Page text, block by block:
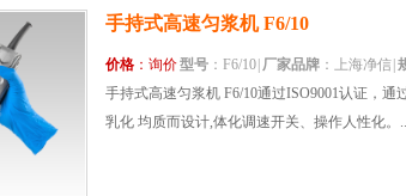
手持式高速匀浆机 F6/10
价格 ：询价型号：F6/10| 厂家品牌：上海净信|
手持式高速匀浆机 F6/10通过ISO9001认证，
乳化 均质而设计,体化调速开关、操作人性化。